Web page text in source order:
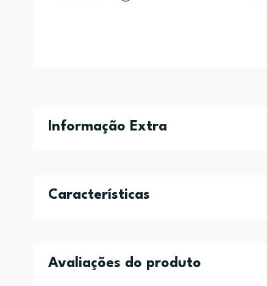
Informação Extra
Características
Avaliações do produto